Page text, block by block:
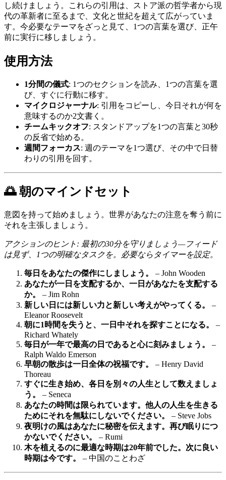
し続けましょう。これらの引用は、ストア派の哲学者から現
代の革新者に至るまで、文化と世紀を超えて広がっていま
す。今必要なテーマをざっと見て、1つの言葉を選び、正午
前に実行に移しましょう。
使用方法
1分間の儀式: 1つのセクションを読み、1つの言葉を選
び、すぐに行動に移す。
マイクロジャーナル: 引用をコピーし、今日それが何を
意味するのか2文書く。
チームキックオフ: スタンドアップを1つの言葉と30秒
の反省で始める。
週間フォーカス: 週のテーマを1つ選び、その中で日替
わりの引用を回す。
🌅 朝のマインドセット
意図を持って始めましょう。世界があなたの注意を奪う前に
それを主張しましょう。
アクションのヒント: 最初の30分を守りましょう—フィード
は見ず、1つの明確なタスクを。必要ならタイマーを設定。
毎日をあなたの傑作にしましょう。
– John Wooden
あなたが一日を支配するか、一日があなたを支配する
か。
– Jim Rohn
新しい日には新しい力と新しい考えがやってくる。
–
Eleanor Roosevelt
朝に1時間を失うと、一日中それを探すことになる。
–
Richard Whately
毎日が一年で最高の日であると心に刻みましょう。
–
Ralph Waldo Emerson
早朝の散歩は一日全体の祝福です。
– Henry David
Thoreau
すぐに生き始め、各日を別々の人生として数えましょ
う。
– Seneca
あなたの時間は限られています。他人の人生を生きる
ためにそれを無駄にしないでください。
– Steve Jobs
夜明けの風はあなたに秘密を伝えます。再び眠りにつ
かないでください。
– Rumi
木を植えるのに最適な時期は20年前でした。次に良い
時期は今です。
– 中国のことわざ